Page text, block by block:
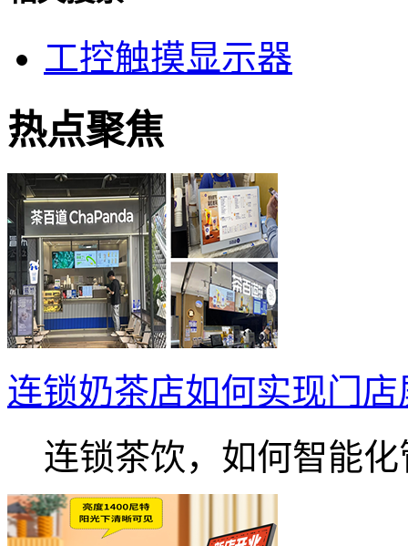
工控触摸显示器
热点聚焦
连锁奶茶店如何实现门
连锁茶饮，如何智能化